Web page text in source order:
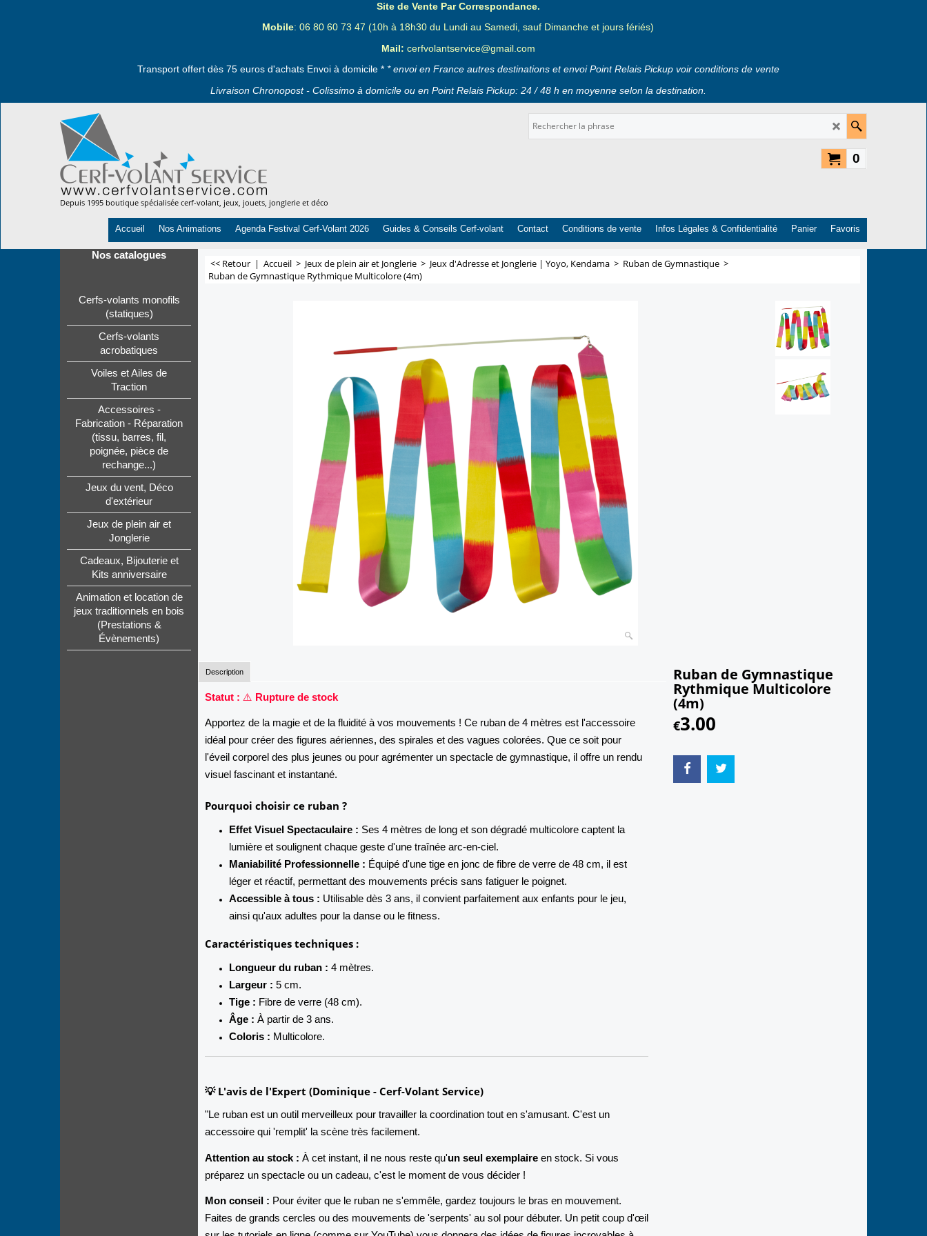
Site de Vente Par Correspondance.
Mobile: 06 80 60 73 47 (10h à 18h30 du Lundi au Samedi, sauf Dimanche et jours fériés)
Mail: cerfvolantservice@gmail.com
Transport offert dès 75 euros d'achats Envoi à domicile * * envoi en France autres destinations et envoi Point Relais Pickup voir conditions de vente
Livraison Chronopost - Colissimo à domicile ou en Point Relais Pickup: 24 / 48 h en moyenne selon la destination.
Depuis 1995 boutique spécialisée cerf-volant, jeux, jouets, jonglerie et déco
0
Accueil Nos Animations Agenda Festival Cerf-Volant 2026 Guides & Conseils Cerf-volant Contact Conditions de vente Infos Légales & Confidentialité Panier Favoris
Nos catalogues
Cerfs-volants monofils
(statiques)
Cerfs-volants
acrobatiques
Voiles et Ailes de
Traction
Accessoires -
Fabrication - Réparation
(tissu, barres, fil,
poignée, pièce de
rechange...)
Jeux du vent, Déco
d'extérieur
Jeux de plein air et
Jonglerie
Cadeaux, Bijouterie et
Kits anniversaire
Animation et location de
jeux traditionnels en bois
(Prestations &
Évènements)
<< Retour | Accueil > Jeux de plein air et Jonglerie > Jeux d'Adresse et Jonglerie | Yoyo, Kendama > Ruban de Gymnastique >
Ruban de Gymnastique Rythmique Multicolore (4m)
Ruban de Gymnastique
Rythmique Multicolore
(4m)
€3.00
Description
Statut : ⚠️ Rupture de stock
Apportez de la magie et de la fluidité à vos mouvements ! Ce ruban de 4 mètres est l'accessoire
idéal pour créer des figures aériennes, des spirales et des vagues colorées. Que ce soit pour
l'éveil corporel des plus jeunes ou pour agrémenter un spectacle de gymnastique, il offre un rendu
visuel fascinant et instantané.
Pourquoi choisir ce ruban ?
Effet Visuel Spectaculaire : Ses 4 mètres de long et son dégradé multicolore captent la
lumière et soulignent chaque geste d'une traînée arc-en-ciel.
Maniabilité Professionnelle : Équipé d'une tige en jonc de fibre de verre de 48 cm, il est
léger et réactif, permettant des mouvements précis sans fatiguer le poignet.
Accessible à tous : Utilisable dès 3 ans, il convient parfaitement aux enfants pour le jeu,
ainsi qu'aux adultes pour la danse ou le fitness.
Caractéristiques techniques :
Longueur du ruban : 4 mètres.
Largeur : 5 cm.
Tige : Fibre de verre (48 cm).
Âge : À partir de 3 ans.
Coloris : Multicolore.
💡 L'avis de l'Expert (Dominique - Cerf-Volant Service)
"Le ruban est un outil merveilleux pour travailler la coordination tout en s'amusant. C'est un
accessoire qui 'remplit' la scène très facilement.
Attention au stock : À cet instant, il ne nous reste qu'un seul exemplaire en stock. Si vous
préparez un spectacle ou un cadeau, c'est le moment de vous décider !
Mon conseil : Pour éviter que le ruban ne s'emmêle, gardez toujours le bras en mouvement.
Faites de grands cercles ou des mouvements de 'serpents' au sol pour débuter. Un petit coup d'œil